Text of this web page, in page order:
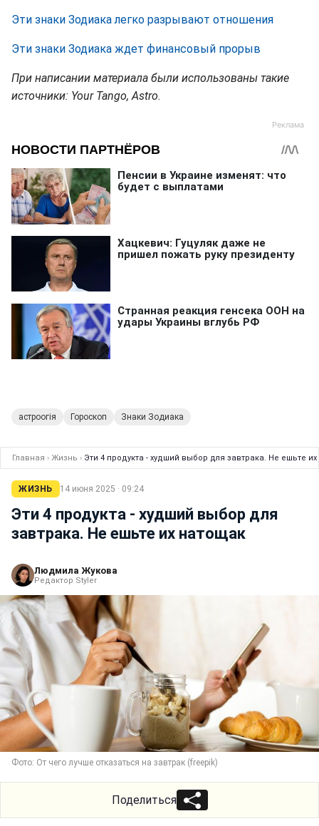
Эти знаки Зодиака легко разрывают отношения
Эти знаки Зодиака ждет финансовый прорыв
При написании материала были использованы такие
источники: Your Tango, Astro.
астроогія Гороскоп Знаки Зодиака
Главная › Жизнь › Эти 4 продукта - худший выбор для завтрака. Не ешьте
ЖИЗНЬ 14 июня 2025 · 09:24
Эти 4 продукта - худший выбор для
завтрака. Не ешьте их натощак
Людмила Жукова
Редактор Styler
Фото: От чего лучше отказаться на завтрак (freepik)
Поделиться